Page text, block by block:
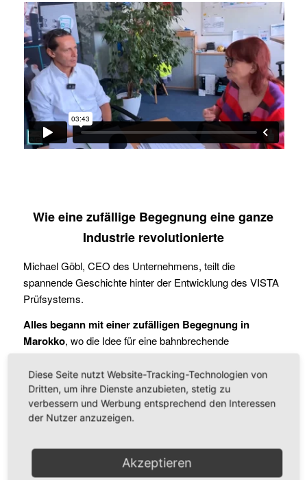
Wie eine zufällige Begegnung eine ganze
Industrie revolutionierte
Michael Göbl, CEO des Unternehmens, teilt die
spannende Geschichte hinter der Entwicklung des VISTA
Prüfsystems.
Alles begann mit einer zufälligen Begegnung in
Marokko, wo die Idee für eine bahnbrechende
Herausforderung in der Brillenglasindustrie begann, hat
sich zu einem System entwickelt, das weit über
kosmetische Fehler hinausgeht.
transparente Objekte präzise zu prüfen –
etwas, das bisherige Kamerasysteme
Diese Seite nutzt Website-Tracking-Technologien von
Dritten, um ihre Dienste anzubieten, stetig zu
verbessern und Werbung entsprechend den Interessen
der Nutzer anzuzeigen.
Akzeptieren